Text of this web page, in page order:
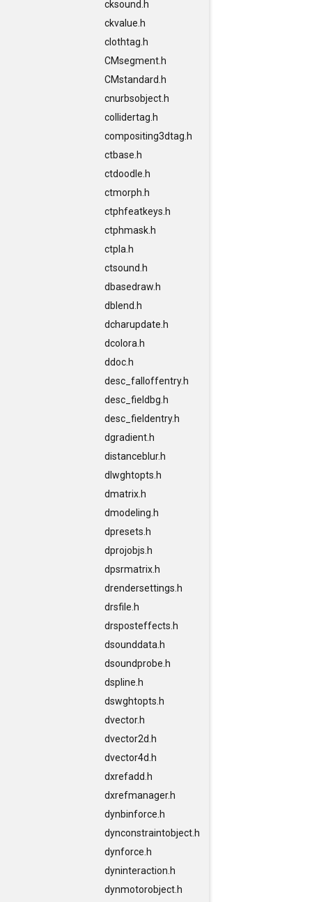
cksound.h
ckvalue.h
clothtag.h
CMsegment.h
CMstandard.h
cnurbsobject.h
collidertag.h
compositing3dtag.h
ctbase.h
ctdoodle.h
ctmorph.h
ctphfeatkeys.h
ctphmask.h
ctpla.h
ctsound.h
dbasedraw.h
dblend.h
dcharupdate.h
dcolora.h
ddoc.h
desc_falloffentry.h
desc_fieldbg.h
desc_fieldentry.h
dgradient.h
distanceblur.h
dlwghtopts.h
dmatrix.h
dmodeling.h
dpresets.h
dprojobjs.h
dpsrmatrix.h
drendersettings.h
drsfile.h
drsposteffects.h
dsounddata.h
dsoundprobe.h
dspline.h
dswghtopts.h
dvector.h
dvector2d.h
dvector4d.h
dxrefadd.h
dxrefmanager.h
dynbinforce.h
dynconstraintobject.h
dynforce.h
dyninteraction.h
dynmotorobject.h